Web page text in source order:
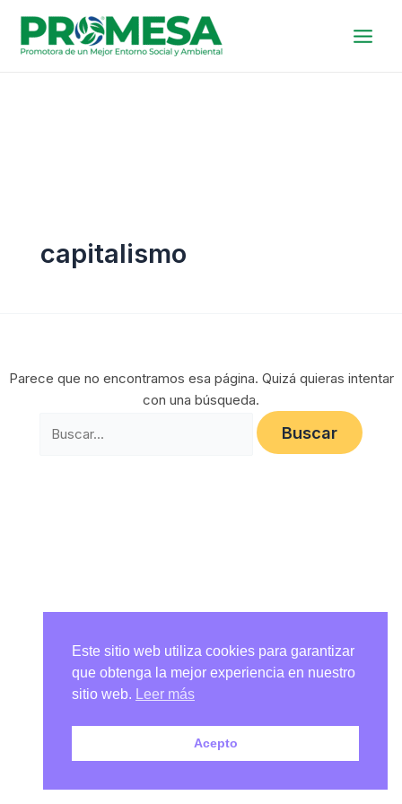
contenido
capitalismo
Parece que no encontramos esa página. Quizá quieras intentar
con una búsqueda.
Este sitio web utiliza cookies para garantizar
que obtenga la mejor experiencia en nuestro
sitio web.
Leer más
Acepto